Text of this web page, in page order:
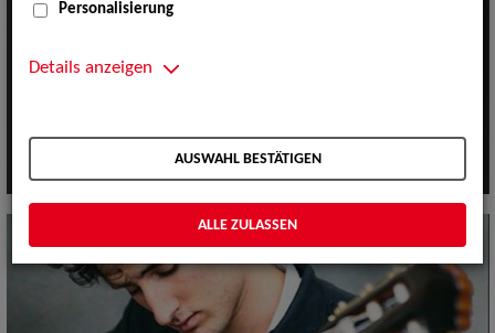
Personalisierung
Details anzeigen
AUSWAHL BESTÄTIGEN
ALLE ZULASSEN